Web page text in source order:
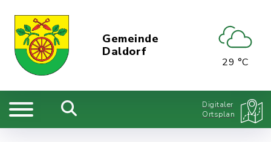
Gemeinde
Daldorf
29 °C
Digitaler
Ortsplan